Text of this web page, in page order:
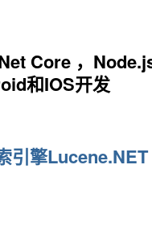
Core ，
和IOS开发
引擎